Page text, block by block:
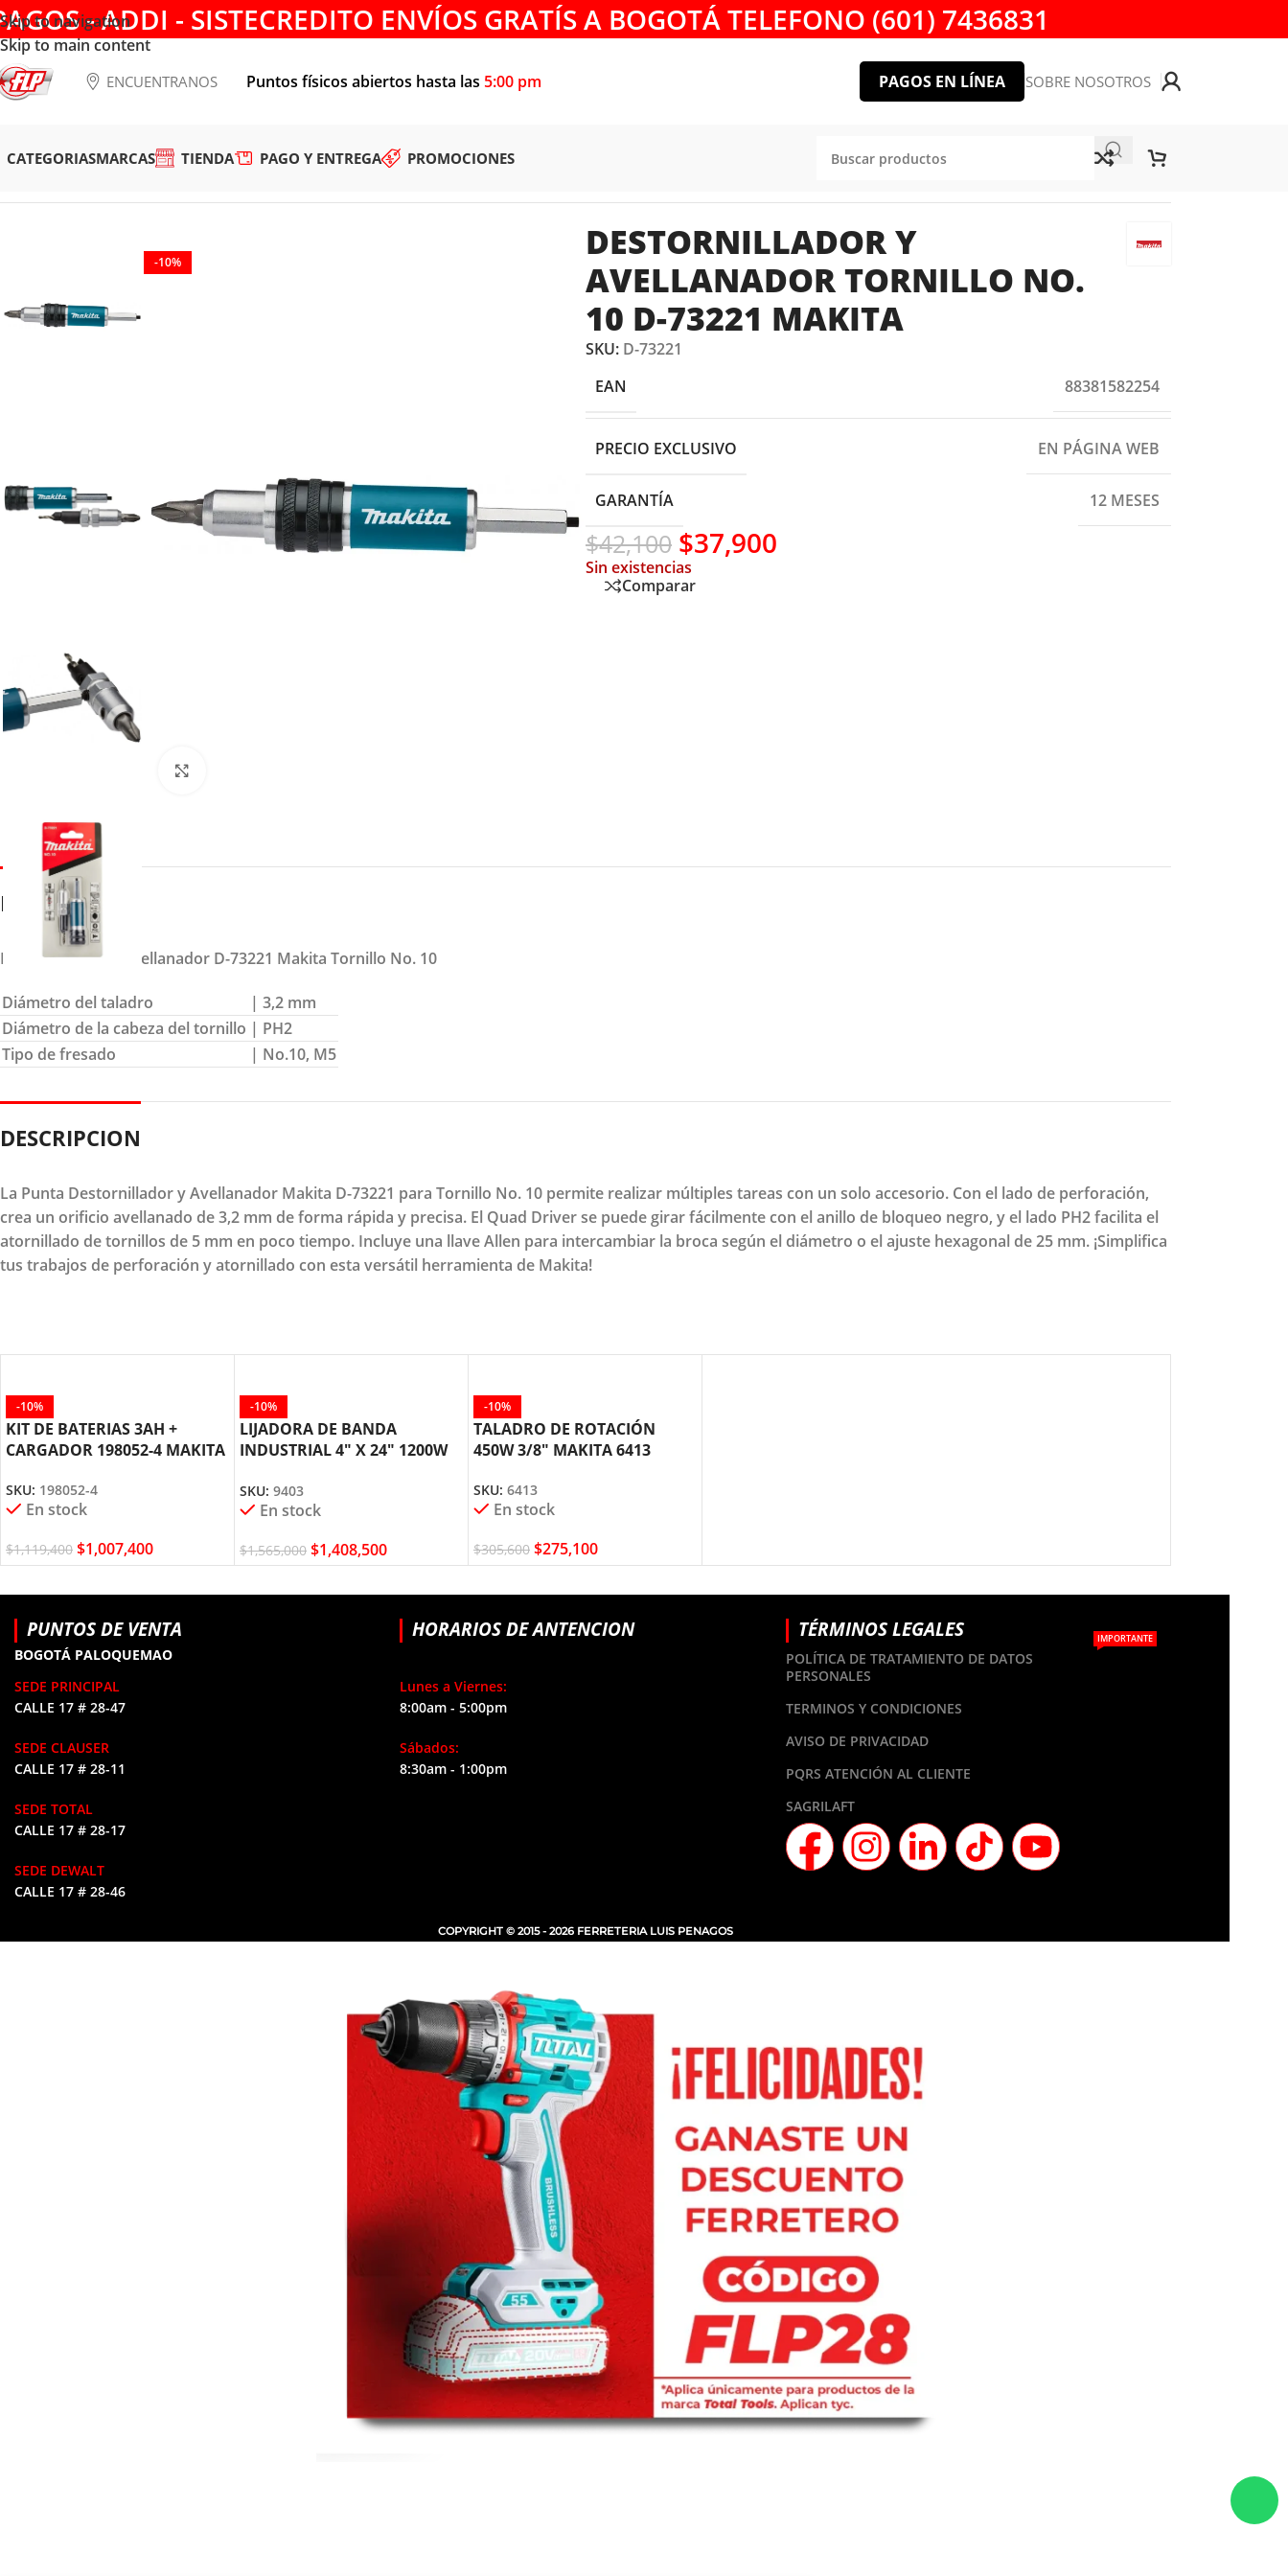
Skip to navigation
Skip to main content
- ADDI - SISTECREDITO ENVÍOS GRATÍS A BOGOTÁ TELEFONO (601) 7436831
ENCUENTRANOS Puntos físicos abiertos hasta las 5:00 pm PAGOS EN LÍNEA SOBRE NOSOTROS
CATEGORIASMARCAS TIENDA PAGO Y ENTREGA PROMOCIONES
-10%
DESTORNILLADOR Y
AVELLANADOR TORNILLO NO.
10 D-73221 MAKITA
SKU: D-73221
EAN
88381582254
PRECIO EXCLUSIVO EN PÁGINA WEB
GARANTÍA 12 MESES
$42,100 $37,900
Sin existencias
Comparar
DETALLES
Destornillador y Avellanador D-73221 Makita Tornillo No. 10
Diámetro del taladro
| 3,2 mm
Diámetro de la cabeza del tornillo | PH2
Tipo de fresado
| No.10, M5
DESCRIPCION
La Punta Destornillador y Avellanador Makita D-73221 para Tornillo No. 10 permite realizar múltiples tareas con un solo accesorio. Con el lado de perforación,
crea un orificio avellanado de 3,2 mm de forma rápida y precisa. El Quad Driver se puede girar fácilmente con el anillo de bloqueo negro, y el lado PH2 facilita el
atornillado de tornillos de 5 mm en poco tiempo. Incluye una llave Allen para intercambiar la broca según el diámetro o el ajuste hexagonal de 25 mm. ¡Simplifica
tus trabajos de perforación y atornillado con esta versátil herramienta de Makita!
-10%
KIT DE BATERIAS 3AH +
CARGADOR 198052-4 MAKITA
SKU: 198052-4
En stock
$1,119,400 $1,007,400
-10%
LIJADORA DE BANDA
INDUSTRIAL 4″ X 24″ 1200W
SKU: 9403
En stock
$1,565,000 $1,408,500
-10%
TALADRO DE ROTACIÓN
450W 3/8″ MAKITA 6413
SKU: 6413
En stock
$305,600 $275,100
PUNTOS DE VENTA
BOGOTÁ PALOQUEMAO
SEDE PRINCIPAL
CALLE 17 # 28-47
SEDE CLAUSER
CALLE 17 # 28-11
SEDE TOTAL
CALLE 17 # 28-17
SEDE DEWALT
CALLE 17 # 28-46
HORARIOS DE ANTENCION
Lunes a Viernes:
8:00am - 5:00pm
Sábados:
8:30am - 1:00pm
TÉRMINOS LEGALES
POLÍTICA DE TRATAMIENTO DE DATOS
PERSONALES
IMPORTANTE
TERMINOS Y CONDICIONES
AVISO DE PRIVACIDAD
PQRS ATENCIÓN AL CLIENTE
SAGRILAFT
COPYRIGHT © 2015 - 2026 FERRETERIA LUIS PENAGOS